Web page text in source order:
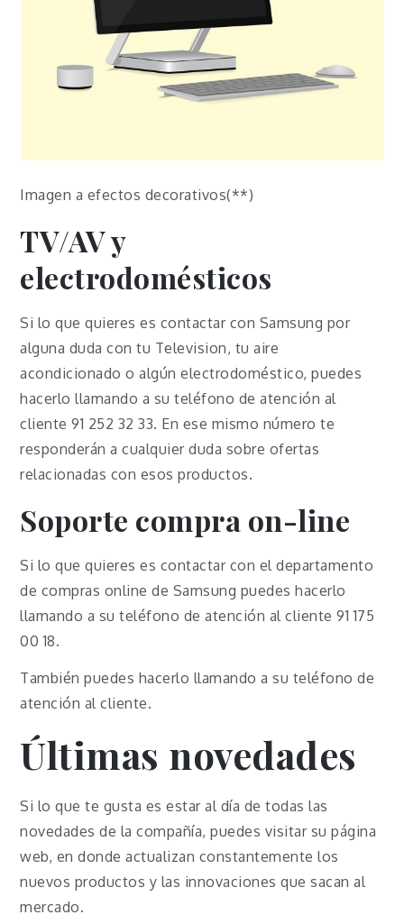
Imagen a efectos decorativos(**)
TV/AV y
electrodomésticos
Si lo que quieres es contactar con Samsung por
alguna duda con tu Television, tu aire
acondicionado o algún electrodoméstico, puedes
hacerlo llamando a su teléfono de atención al
cliente 91 252 32 33. En ese mismo número te
responderán a cualquier duda sobre ofertas
relacionadas con esos productos.
Soporte compra on-line
Si lo que quieres es contactar con el departamento
de compras online de Samsung puedes hacerlo
llamando a su teléfono de atención al cliente 91 175
00 18.
También puedes hacerlo llamando a su teléfono de
atención al cliente.
Últimas novedades
Si lo que te gusta es estar al día de todas las
novedades de la compañía, puedes visitar su página
web, en donde actualizan constantemente los
nuevos productos y las innovaciones que sacan al
mercado.